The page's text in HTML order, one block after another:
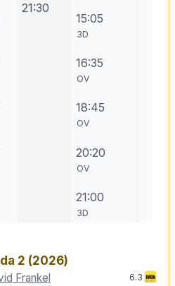
21:30
15:05
3D
16:35
OV
18:45
OV
20:20
OV
21:00
3D
2 (2026)
Frankel 6.3